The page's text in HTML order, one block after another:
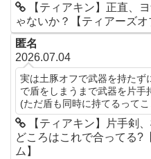
【ティアキン】正直、
ゃないか？【ティアーズオ
匿名
2026.07.04
実は土豚オフで武器を持た
で盾をしまうまで武器を片
(ただ盾も同時に持てるって
【ティアキン】片手剣
どころはこれで合ってる?
ム】